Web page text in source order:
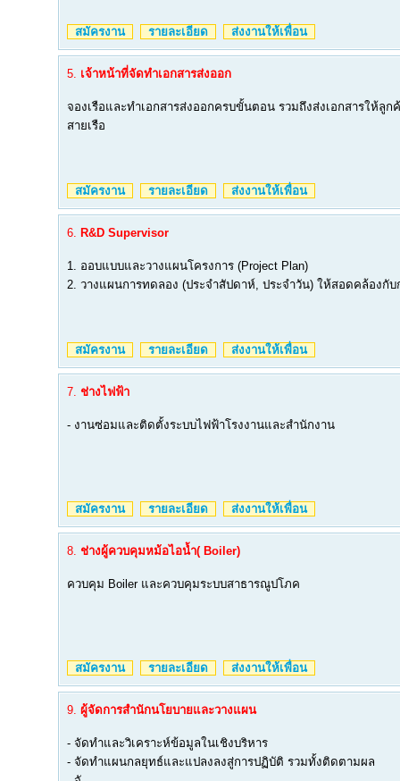
สมัครงาน รายละเอียด ส่งงานให้เพื่อน
5. เจ้าหน้าที่จัดทำเอกสารส่งออก
จองเรือและทำเอกสารส่งออกครบขั้นตอน รวมถึงส่งเอกสารให้ลู
สายเรือ
สมัครงาน รายละเอียด ส่งงานให้เพื่อน
6. R&D Supervisor
1. ออบแบบและวางแผนโครงการ (Project Plan)
2. วางแผนการทดลอง (ประจำสัปดาห์, ประจำวัน) ให้สอดคล้องกับ
สมัครงาน รายละเอียด ส่งงานให้เพื่อน
7. ช่างไฟฟ้า
- งานซ่อมและติดตั้งระบบไฟฟ้าโรงงานและสำนักงาน
สมัครงาน รายละเอียด ส่งงานให้เพื่อน
8. ช่างผู้ควบคุมหม้อไอน้ำ( Boiler)
ควบคุม Boiler และควบคุมระบบสาธารณูปโภค
สมัครงาน รายละเอียด ส่งงานให้เพื่อน
9. ผู้จัดการสำนักนโยบายและวางแผน
- จัดทำและวิเคราะห์ข้อมูลในเชิงบริหาร
- จัดทำแผนกลยุทธ์และแปลงลงสู่การปฏิบัติ รวมทั้งติดตามผล